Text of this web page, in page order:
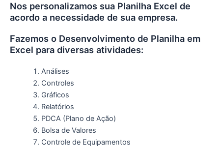
Nos personalizamos sua Planilha Excel de
acordo a necessidade de sua empresa.
Fazemos o Desenvolvimento de Planilha em
Excel para diversas atividades:
Análises
Controles
Gráficos
Relatórios
PDCA (Plano de Ação)
Bolsa de Valores
Controle de Equipamentos